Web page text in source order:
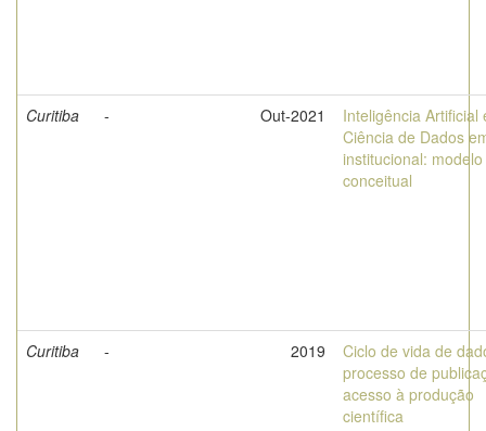
Curitiba - Out-2021
Inteligência Artificial
Ciência de Dados
institucional: modelo
conceitual
Curitiba - 2019
Ciclo de vida de
processo de
acesso à produção
científica